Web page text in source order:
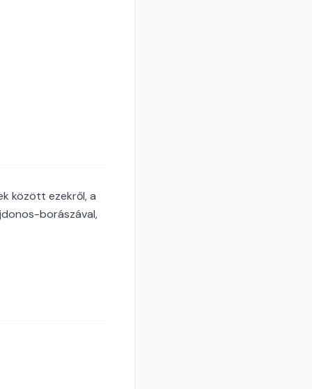
között ezekről, a
borászával,